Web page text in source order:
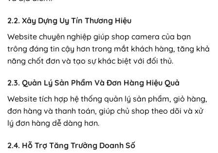
2.2. Xây Dựng Uy Tín Thương Hiệu
Website chuyên nghiệp giúp shop camera của bạn
trông đáng tin cậy hơn trong mắt khách hàng, tăng khả
năng chốt đơn và tạo sự khác biệt với đối thủ.
2.3. Quản Lý Sản Phẩm Và Đơn Hàng Hiệu Quả
Website tích hợp hệ thống quản lý sản phẩm, giỏ hàng,
đơn hàng và thanh toán, giúp chủ shop theo dõi và xử
lý đơn hàng dễ dàng hơn.
2.4. Hỗ Trợ Tăng Trưởng Doanh Số